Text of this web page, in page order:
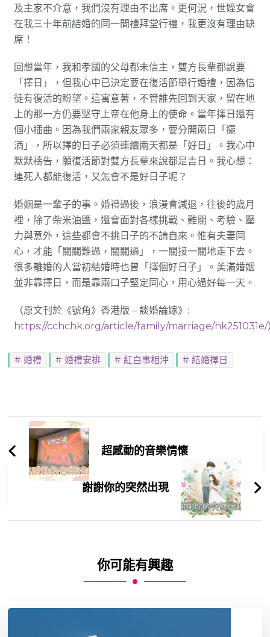
及主家不介意，我們沒有理由不出席。更何況，世姪女會
在我三十年前結婚的同一間禮拜堂行禮，我更沒有理由缺
席！
回想當年，我和孝國的父母都未信主，雙方長輩都說要
「擇日」，但我心中已決定要在復活節舉行婚禮，因為信
徒有復活的盼望。這寓意著，不管誰先回到天家，留在地
上的那一方仍要堅守上帝在他身上的使命。當年擇日還有
個小插曲。因為我們兩家親友眾多，要分開兩日「擺
酒」，所以擇的日子必須連續兩天都是「好日」。我心中
默默禱告，願復活節對雙方長輩來說都是吉日。我心想：
連死人都能復活，又怎會不是好日子呢？
婚姻是一輩子的事。婚禮過後，浪漫會減退，往後的歲月
裡，除了柴米油鹽，還會面對各樣挑戰、難關、考驗、壓
力與意外，這些都會不挑日子的不請自來。惟有夫妻同
心，才能「關關難過，關關過」，一關接一關地走下去。
很多離婚的人當初結婚時也曾「擇個好日子」。美滿婚姻
並非靠擇日，而是靠兩口子堅定同心，用心過好每一天。
（原文刊於《號角》香港版 – 談婚論嫁》:
https://cchchk.org/article/family/marriage/hk251031e/
婚禮 婚禮安排 紅白事相沖 結婚擇日
超感動的音樂情懷
謝謝你的突然出現
你可能有興趣